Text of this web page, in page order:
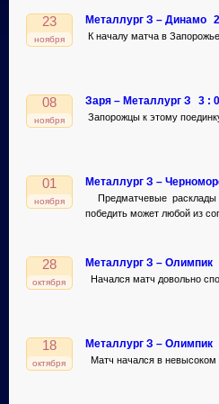
23
ноября
Металлург З – Динамо
К началу матча в
08
ноября
Заря – Металлург З 3 : 0
Запорожцы к этому
01
ноября
Металлург З –
Предматчевые расклады
победить может любой из
28
октября
Металлург З – Олимпик
Начался матч довольно
18
октября
Металлург З – Олимпик
Матч начался в невысоком